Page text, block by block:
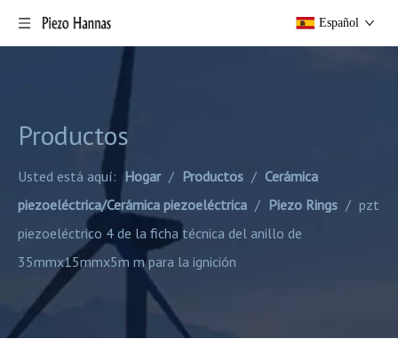
Español
Productos
Usted está aquí: Hogar / Productos / Cerámica
piezoeléctrica/Cerámica piezoeléctrica / Piezo Rings / pzt
piezoeléctrico 4 de la ficha técnica del anillo de
35mmx15mmx5m m para la ignición